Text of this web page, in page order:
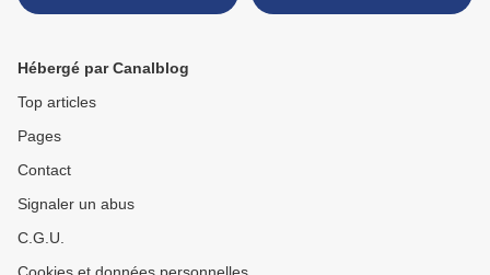
Hébergé par Canalblog
Top articles
Pages
Contact
Signaler un abus
C.G.U.